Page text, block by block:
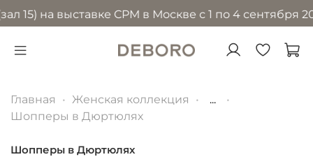
выставке CPM в Москве с 1 по 4 сентября 2026
Главная Женская коллекция
...
Шопперы в Дюртюлях
Шопперы в Дюртюлях